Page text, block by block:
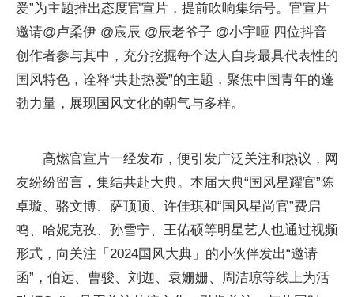
爱”为主题推出态度官宣片，提前吹响集结号。官宣片
邀请@卢柔伊 @宸辰 @辰老爷子 @小宇咂 四位抖音
创作者参与其中，充分挖掘每个达人自身最具代表性的
国风特色，诠释“共赴热爱”的主题，聚焦中国青年的蓬
勃力量，展现国风文化的朝气与多样。
高燃官宣片一经发布，便引发广泛关注和热议，网
友纷纷留言，集结共赴大典。本届大典“国风星耀官”陈
卓璇、骆文博、萨顶顶、许佳琪和“国风星尚官”费启
鸣、哈妮克孜、孙雪宁、王佑硕等明星艺人也通过视频
形式，向关注「2024国风大典」的小伙伴发出“邀请
函”，伯远、曹骏、刘迦、袁姗姗、周洁琼等线上为活